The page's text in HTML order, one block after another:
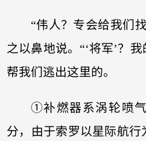
“伟人？专会给我们
之以鼻地说。“‘将军’？
帮我们逃出这里的。
①补燃器系涡轮喷
分，由于索罗以星际航